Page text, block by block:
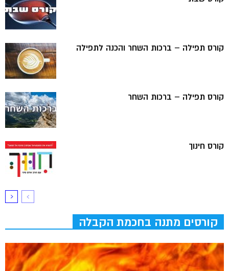
קורס תפילה – ברכות השחר והכנה לתפילה
קורס תפילה – ברכות השחר
קורס חינוך
קורסים מתנה בחכמת הקבלה